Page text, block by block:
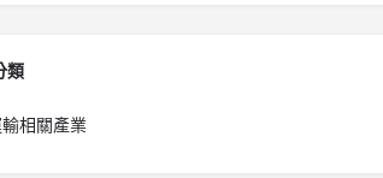
類
相關產業